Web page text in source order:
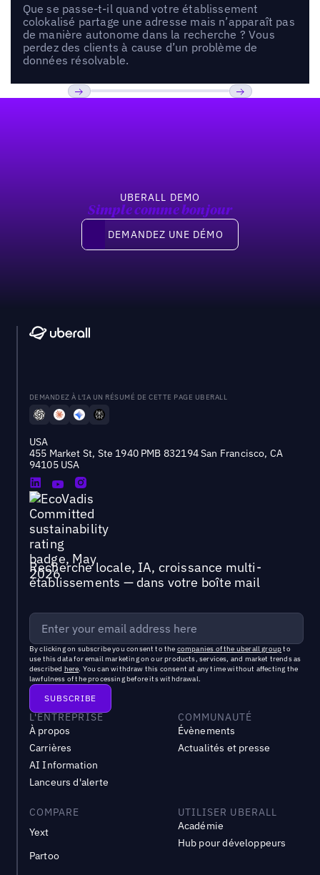
Que se passe-t-il quand votre établissement
colokalisé partage une adresse mais n’apparaît pas
de manière autonome dans la recherche ? Vous
perdez des clients à cause d’un problème de
données résolvable.
UBERALL DEMO
Simple comme bonjour
Demandez une démo
DEMANDEZ UNE DÉMO
DEMANDEZ À L'IA UN RÉSUMÉ DE CETTE PAGE UBERALL
USA
455 Market St, Ste 1940 PMB 832194 San Francisco, CA
94105 USA
Recherche locale, IA, croissance multi-
établissements — dans votre boîte mail
By clicking on subscribe you consent to the companies of the uberall groupto
use this data for email marketing on our products, services, and market trends as
described here. You can withdraw this consent at any time without affecting the
lawfulness of the processing before its withdrawal.
L'ENTREPRISE
À propos
Carrières
AI Information
Lanceurs d'alerte
COMMUNAUTÉ
Évènements
Actualités et presse
COMPARE
Yext
Partoo
UTILISER UBERALL
Académie
Hub pour développeurs